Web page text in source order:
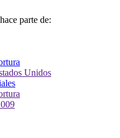
parte de: